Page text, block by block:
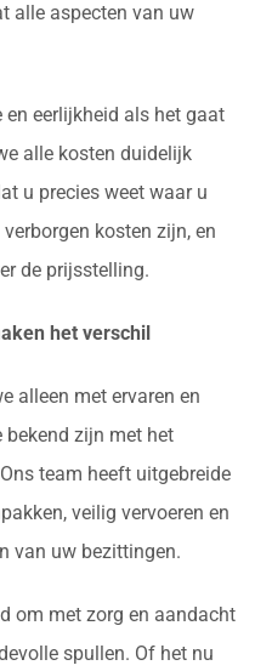
alle aspecten van uw
eerlijkheid als het gaat
alle kosten duidelijk
u precies weet waar u
kosten zijn, en
de prijsstelling.
het verschil
alleen met ervaren en
bekend zijn met het
team heeft uitgebreide
veilig vervoeren en
van uw bezittingen.
om met zorg en aandacht
spullen. Of het nu